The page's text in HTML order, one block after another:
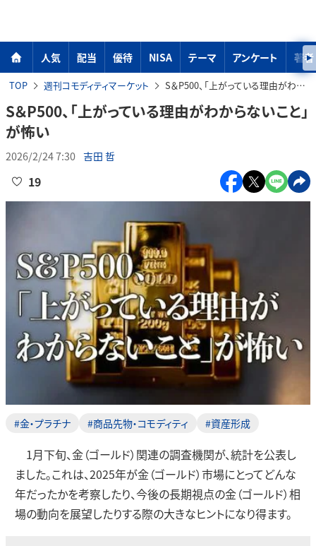
人気 配当 優待 NISA テーマ アンケート 著者
TOP 週刊コモディティマーケット S＆P500、「上がっている理由がわからないこと」が怖い
S＆P500、「上がっている理由がわからないこと」
が怖い
2026/2/24 7:30 吉田 哲
19
#金・プラチナ #商品先物・コモディティ #資産形成
1月下旬、金（ゴールド）関連の調査機関が、統計を公表し
ました。これは、2025年が金（ゴールド）市場にとってどんな
年だったかを考察したり、今後の長期視点の金（ゴールド）相
場の動向を展望したりする際の大きなヒントになり得ます。